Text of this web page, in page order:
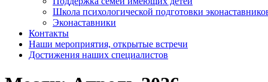
Школа психологической подготовки
Эконаставники
Контакты
Наши мероприятия, открытые встречи
Достижения наших специалистов